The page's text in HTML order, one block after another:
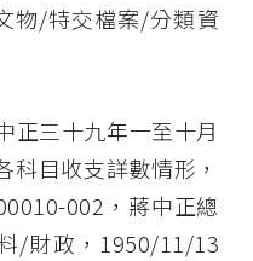
物/特交檔案/分類資
正三十九年一至十月
目收支詳數情形，
002，蔣中正總
/財政，1950/11/13